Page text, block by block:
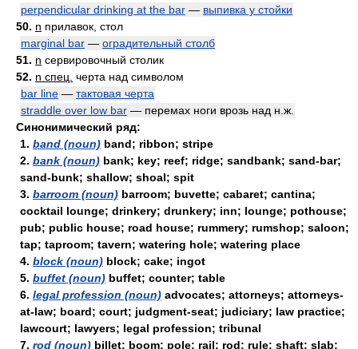
perpendicular drinking at the bar — выпивка у стойки
50. n прилавок, стол
marginal bar — оградительный столб
51. n сервировочный столик
52. n спец. черта над символом
bar line — тактовая черта
straddle over low bar — перемах ноги врозь над н.ж.
Синонимический ряд:
1. band (noun) band; ribbon; stripe
2. bank (noun) bank; key; reef; ridge; sandbank; sand-bar;
sand-bunk; shallow; shoal; spit
3. barroom (noun) barroom; buvette; cabaret; cantina;
cocktail lounge; drinkery; drunkery; inn; lounge; pothouse;
pub; public house; road house; rummery; rumshop; saloon;
tap; taproom; tavern; watering hole; watering place
4. block (noun) block; cake; ingot
5. buffet (noun) buffet; counter; table
6. legal profession (noun) advocates; attorneys; attorneys-
at-law; board; court; judgment-seat; judiciary; law practice;
lawcourt; lawyers; legal profession; tribunal
7. rod (noun) billet; boom; pole; rail; rod; rule; shaft; slab;